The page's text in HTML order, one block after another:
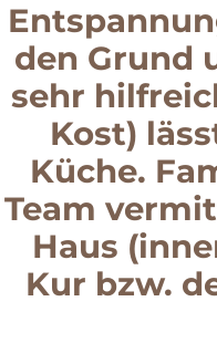
den Grund
sehr
Kost)
Küche.
Team
Haus
Kur bzw.